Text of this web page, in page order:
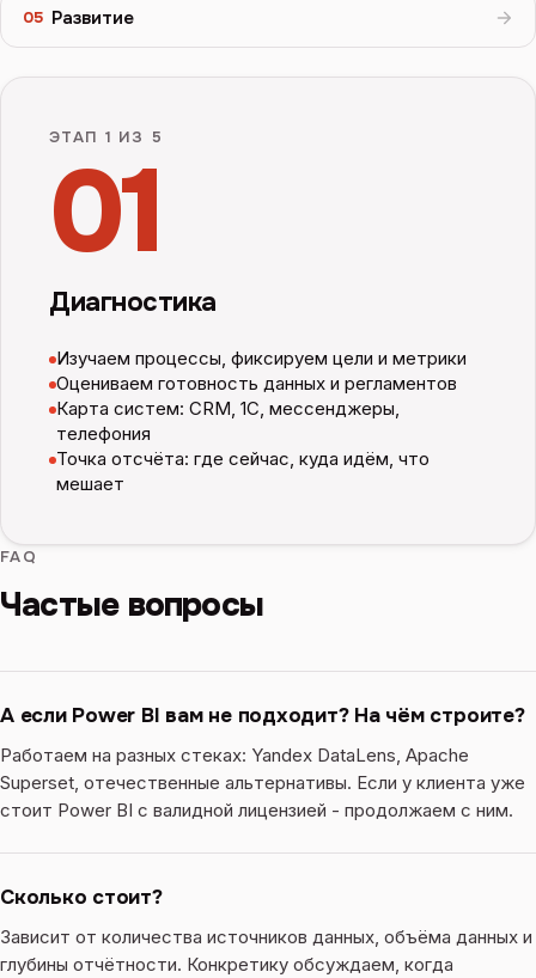
05 Развитие
ЭТАП 1 ИЗ 5
01
Диагностика
Изучаем процессы, фиксируем цели и метрики
Оцениваем готовность данных и регламентов
Карта систем: CRM, 1С, мессенджеры,
телефония
Точка отсчёта: где сейчас, куда идём, что
мешает
FAQ
Частые вопросы
А если Power BI вам не подходит? На чём строите?
Работаем на разных стеках: Yandex DataLens, Apache
Superset, отечественные альтернативы. Если у клиента уже
стоит Power BI с валидной лицензией - продолжаем с ним.
Сколько стоит?
Зависит от количества источников данных, объёма данных и
глубины отчётности. Конкретику обсуждаем, когда